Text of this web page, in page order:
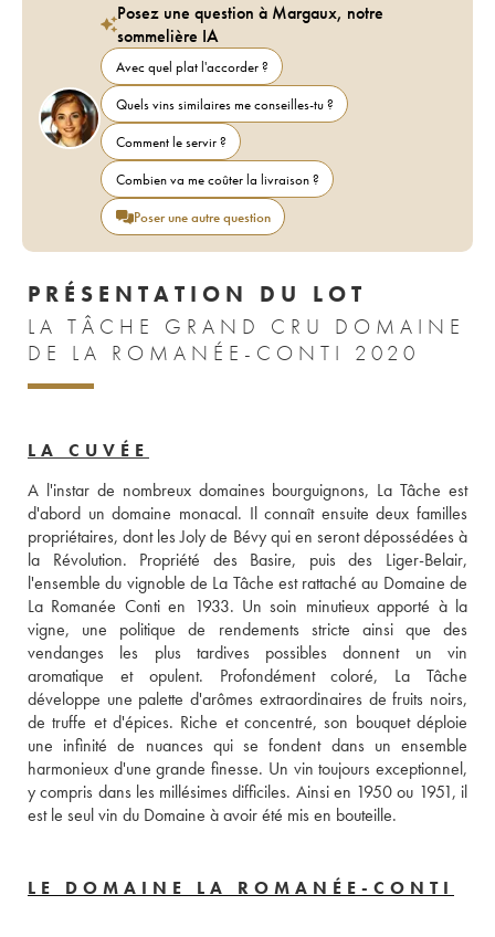
Posez une question à Margaux, notre
sommelière IA
Avec quel plat l'accorder ?
Quels vins similaires me conseilles-tu ?
Comment le servir ?
Combien va me coûter la livraison ?
Poser une autre question
PRÉSENTATION DU LOT
LA TÂCHE GRAND CRU DOMAINE
DE LA ROMANÉE-CONTI 2020
LA CUVÉE
A l'instar de nombreux domaines bourguignons, La Tâche est
d'abord un domaine monacal. Il connaît ensuite deux familles
propriétaires, dont les Joly de Bévy qui en seront dépossédées à
la Révolution. Propriété des Basire, puis des Liger-Belair,
l'ensemble du vignoble de La Tâche est rattaché au Domaine de
La Romanée Conti en 1933. Un soin minutieux apporté à la
vigne, une politique de rendements stricte ainsi que des
vendanges les plus tardives possibles donnent un vin
aromatique et opulent. Profondément coloré, La Tâche
développe une palette d'arômes extraordinaires de fruits noirs,
de truffe et d'épices. Riche et concentré, son bouquet déploie
une infinité de nuances qui se fondent dans un ensemble
harmonieux d'une grande finesse. Un vin toujours exceptionnel,
y compris dans les millésimes difficiles. Ainsi en 1950 ou 1951, il
est le seul vin du Domaine à avoir été mis en bouteille.
LE DOMAINE LA ROMANÉE-CONTI